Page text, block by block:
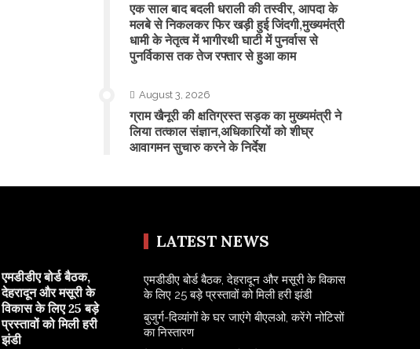
एक साल बाद बदली धराली की तस्वीर, आपदा के
मलबे से निकलकर फिर खड़ी हुई जिंदगी,मुख्यमंत्री
धामी के नेतृत्व में भागीरथी घाटी में पुनर्वास से
पुनर्विकास तक तेज रफ्तार से हुआ काम
August 3, 2026
ग्राम खैनूरी की क्षतिग्रस्त सड़क का मुख्यमंत्री ने
लिया तत्काल संज्ञान,अधिकारियों को शीघ्र
आवागमन सुचारु करने के निर्देश
एमडीडीए बोर्ड बैठक,
देहरादून और मसूरी के
विकास के लिए 25 बड़े
प्रस्तावों को मिली हरी
झंडी
LATEST NEWS
एमडीडीए बोर्ड बैठक, देहरादून और मसूरी के विकास
के लिए 25 बड़े प्रस्तावों को मिली हरी झंडी
बुजुर्ग-दिव्यांगों के घर जाएंगे बीएलओ, करेंगे नोटिसों
का निस्तारण